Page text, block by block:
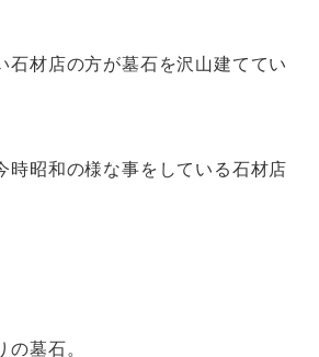
石材店の方が墓石を沢山建ててい
時昭和の様な事をしている石材店
の墓石。